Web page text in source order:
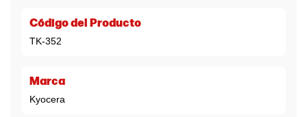
Código del Producto
TK-352
Marca
Kyocera